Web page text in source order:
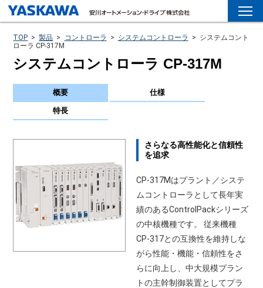
TOP > 製品 > コントローラ > システムコントローラ > システムコント
ローラ CP-317M
システムコントローラ CP-317M
概要 仕様
特長
さらなる高性能化と信頼性
を追求
CP-317Mはプラント／システ
ムコントローラとして長年実
績のあるControlPackシリーズ
の中核機種です。 従来機種
CP-317との互換性を維持しな
がら性能・機能・信頼性をさ
らに向上し、中大規模プラン
トの主幹制御装置としてプラ